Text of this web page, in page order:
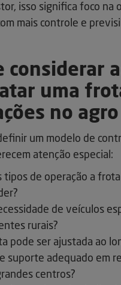
isso significa foco na
mais controle e
considerar
uma
no agro
um modelo de
atenção especial:
tipos de operação a
de veículos
rurais?
pode ser ajustada ao
suporte adequado em
centros?